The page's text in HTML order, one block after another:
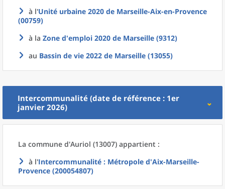
à l'Unité urbaine 2020 de Marseille-Aix-en-Provence
(00759)
à la Zone d'emploi 2020 de Marseille (9312)
au Bassin de vie 2022 de Marseille (13055)
Intercommunalité (date de référence : 1er
janvier 2026)
La commune d'Auriol (13007) appartient :
à l'Intercommunalité : Métropole d'Aix-Marseille-
Provence (200054807)